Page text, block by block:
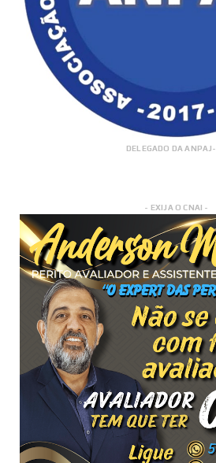
DELEGADO DA
- EXIJA O CNAI -